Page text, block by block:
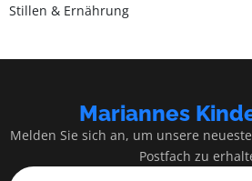
Stillen & Ernährung
Mariannes
Melden Sie sich an, um unsere
Postfach zu